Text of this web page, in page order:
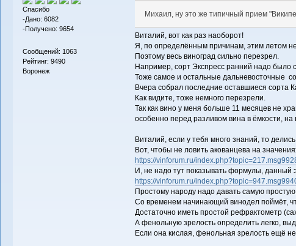
Спасибо
-Дано: 6082
-Получено: 9654
Сообщений: 1063
Рейтинг: 9490
Воронеж
Михаил, ну это же типичный прием
Виталий, вот как раз наоборот!
Я, по определённым причинам, этим летом
Поэтому весь виноград сильно перезрел.
Например, сорт Экспресс ранний надо было
Тоже самое и остальные дальневосточные
Вчера собрал последние оставшиеся сорта
Как видите, тоже немного перезрели.
Так как вино у меня больше 11 месяцев не
особенно перед разливом вина в ёмкости, на
Виталий, если у тебя много знаний, то
Вот, чтобы не ловить акованцева на
https://vinforum.ru/
И, не надо тут показывать формулы, данный
https://vinforum.ru/
Простому народу надо давать самую
Со временем начинающий винодел поймёт,
Достаточно иметь простой рефрактометр
А фенольную зрелость определить легко,
Если она кислая, фенольная зрелость ещё